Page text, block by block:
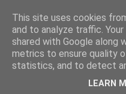
Paradise
où les livres
l'honneur
This site uses cookies
and to analyze traffic.
shared with Google along
metrics to ensure quality
statistics, and to detect
LEARN